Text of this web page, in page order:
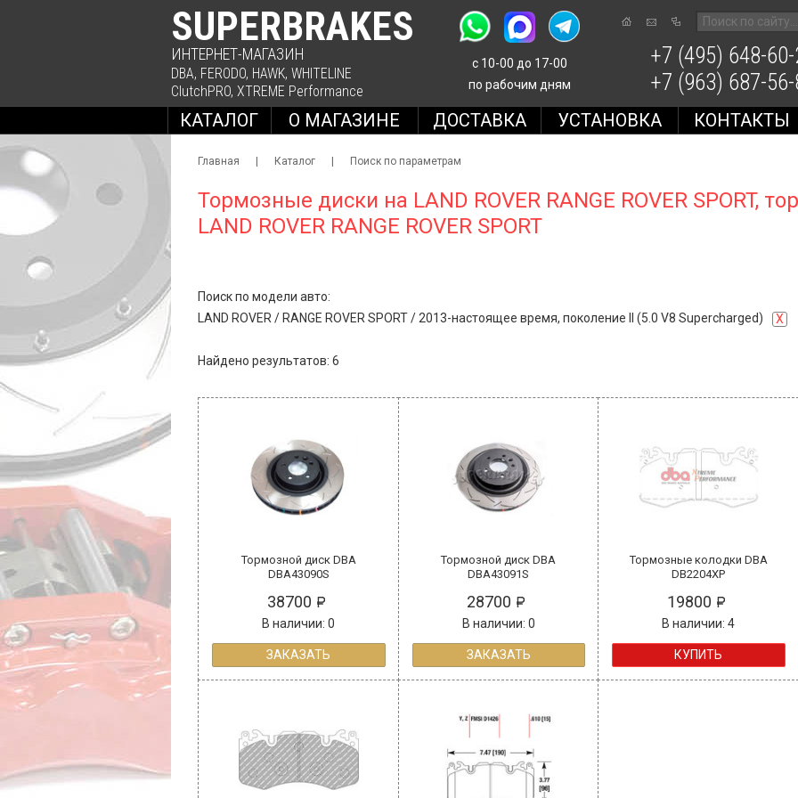
SUPERBRAKES
ИНТЕРНЕТ-МАГАЗИН
DBA, FERODO, HAWK, WHITELINE
ClutchPRO, XTREME Performance
с 10-00 до 17-00
по рабочим дням
+7 (495) 648-
+7 (963) 687-
КАТАЛОГ О МАГАЗИНЕ ДОСТАВКА УСТАНОВКА КОНТАКТЫ
Главная Каталог Поиск по параметрам
Тормозные диски на LAND ROVER RANGE ROVER SPORT,
LAND ROVER RANGE ROVER SPORT
Поиск по модели авто:
LAND ROVER / RANGE ROVER SPORT/ 2013-настоящее время, поколение II (5.0 V8 Supercharged) X
Найдено результатов: 6
Тормозной диск DBA
DBA43090S
38700
В наличии: 0
ЗАКАЗАТЬ
Тормозной диск DBA
DBA43091S
28700
В наличии: 0
ЗАКАЗАТЬ
Тормозные колодки DBA
DB2204XP
19800
В наличии: 4
КУПИТЬ